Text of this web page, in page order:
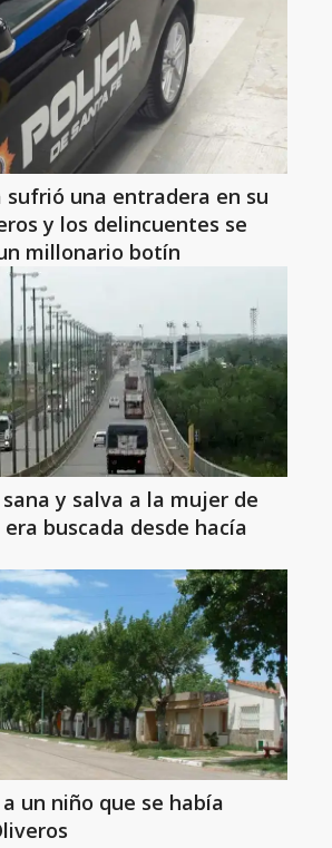
sufrió una entradera en su
y los delincuentes se
millonario botín
y salva a la mujer de
buscada desde hacía
un niño que se había